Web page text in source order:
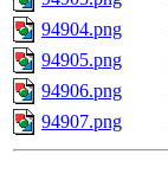
94904.png
94905.png
94906.png
94907.png